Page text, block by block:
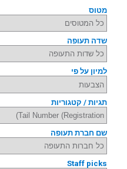
מטוס
שדה תעופה
למיון על פי
תגיות / קטגוריות
שם חברת תעופה
Staff picks